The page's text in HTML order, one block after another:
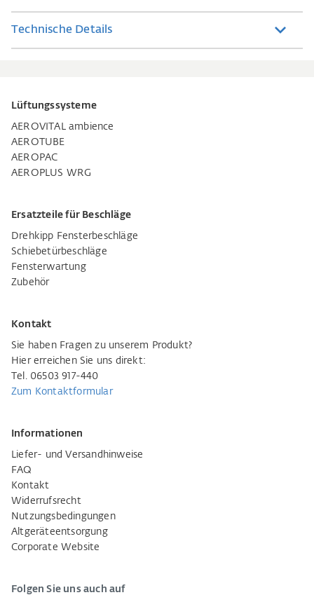
Technische Details
Lüftungssysteme
AEROVITAL ambience
AEROTUBE
AEROPAC
AEROPLUS WRG
Ersatzteile für Beschläge
Drehkipp Fensterbeschläge
Schiebetürbeschläge
Fensterwartung
Zubehör
Kontakt
Sie haben Fragen zu unserem Produkt?
Hier erreichen Sie uns direkt:
Tel. 06503 917-440
Zum Kontaktformular
Informationen
Liefer- und Versandhinweise
FAQ
Kontakt
Widerrufsrecht
Nutzungsbedingungen
Altgeräteentsorgung
Corporate Website
Folgen Sie uns auch auf